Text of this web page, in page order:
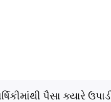
પૈસા ક્યારે